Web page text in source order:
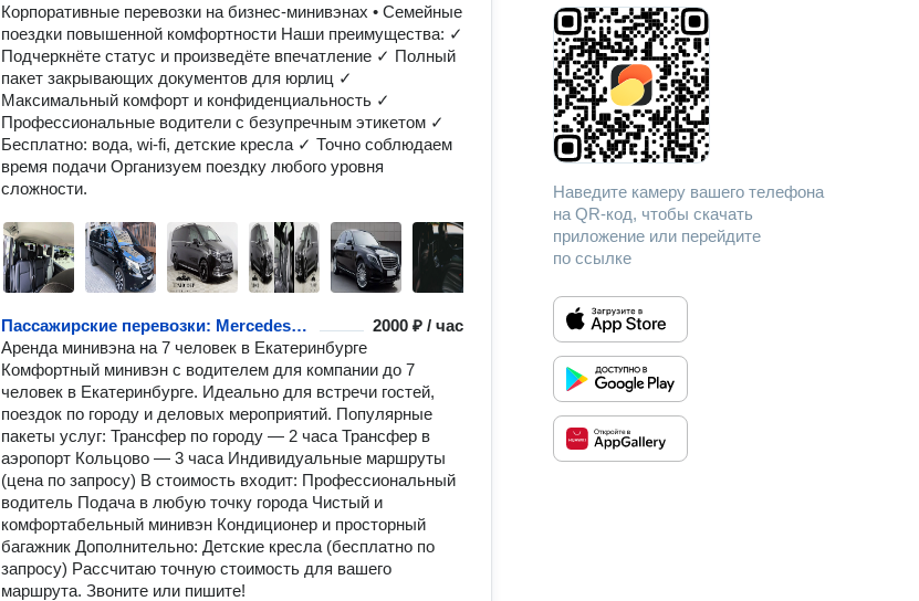
Корпоративные перевозки на бизнес-минивэнах • Семейные
поездки повышенной комфортности Наши преимущества: ✓
Подчеркнёте статус и произведёте впечатление ✓ Полный
пакет закрывающих документов для юрлиц ✓
Максимальный комфорт и конфиденциальность ✓
Профессиональные водители с безупречным этикетом ✓
Бесплатно: вода, wi-fi, детские кресла ✓ Точно соблюдаем
время подачи Организуем поездку любого уровня
сложности.
Пассажирские перевозки: Mercedes-Benz Минивэн на 7 пассажиров
2000 ₽ / час
Аренда минивэна на 7 человек в Екатеринбурге
Комфортный минивэн с водителем для компании до 7
человек в Екатеринбурге. Идеально для встречи гостей,
поездок по городу и деловых мероприятий. Популярные
пакеты услуг: Трансфер по городу — 2 часа Трансфер в
аэропорт Кольцово — 3 часа Индивидуальные маршруты
(цена по запросу) В стоимость входит: Профессиональный
водитель Подача в любую точку города Чистый и
комфортабельный минивэн Кондиционер и просторный
багажник Дополнительно: Детские кресла (бесплатно по
запросу) Рассчитаю точную стоимость для вашего
маршрута. Звоните или пишите!
Наведите камеру вашего телефона
на QR-код, чтобы скачать
приложение или перейдите
по ссылке